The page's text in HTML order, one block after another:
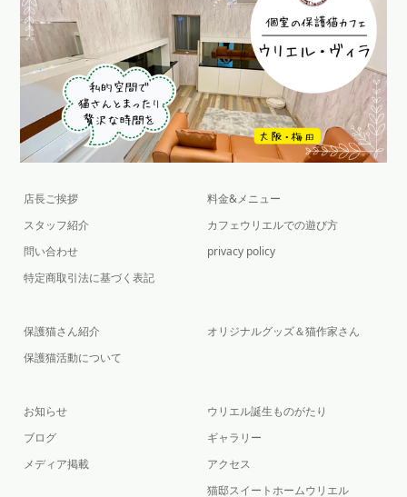
店長ご挨拶
スタッフ紹介
問い合わせ
特定商取引法に基づく表記
料金&メニュー
カフェウリエルでの遊び方
privacy policy
保護猫さん紹介
保護猫活動について
オリジナルグッズ＆猫作家さん
お知らせ
ブログ
メディア掲載
ウリエル誕生ものがたり
ギャラリー
アクセス
猫邸スイートホームウリエル